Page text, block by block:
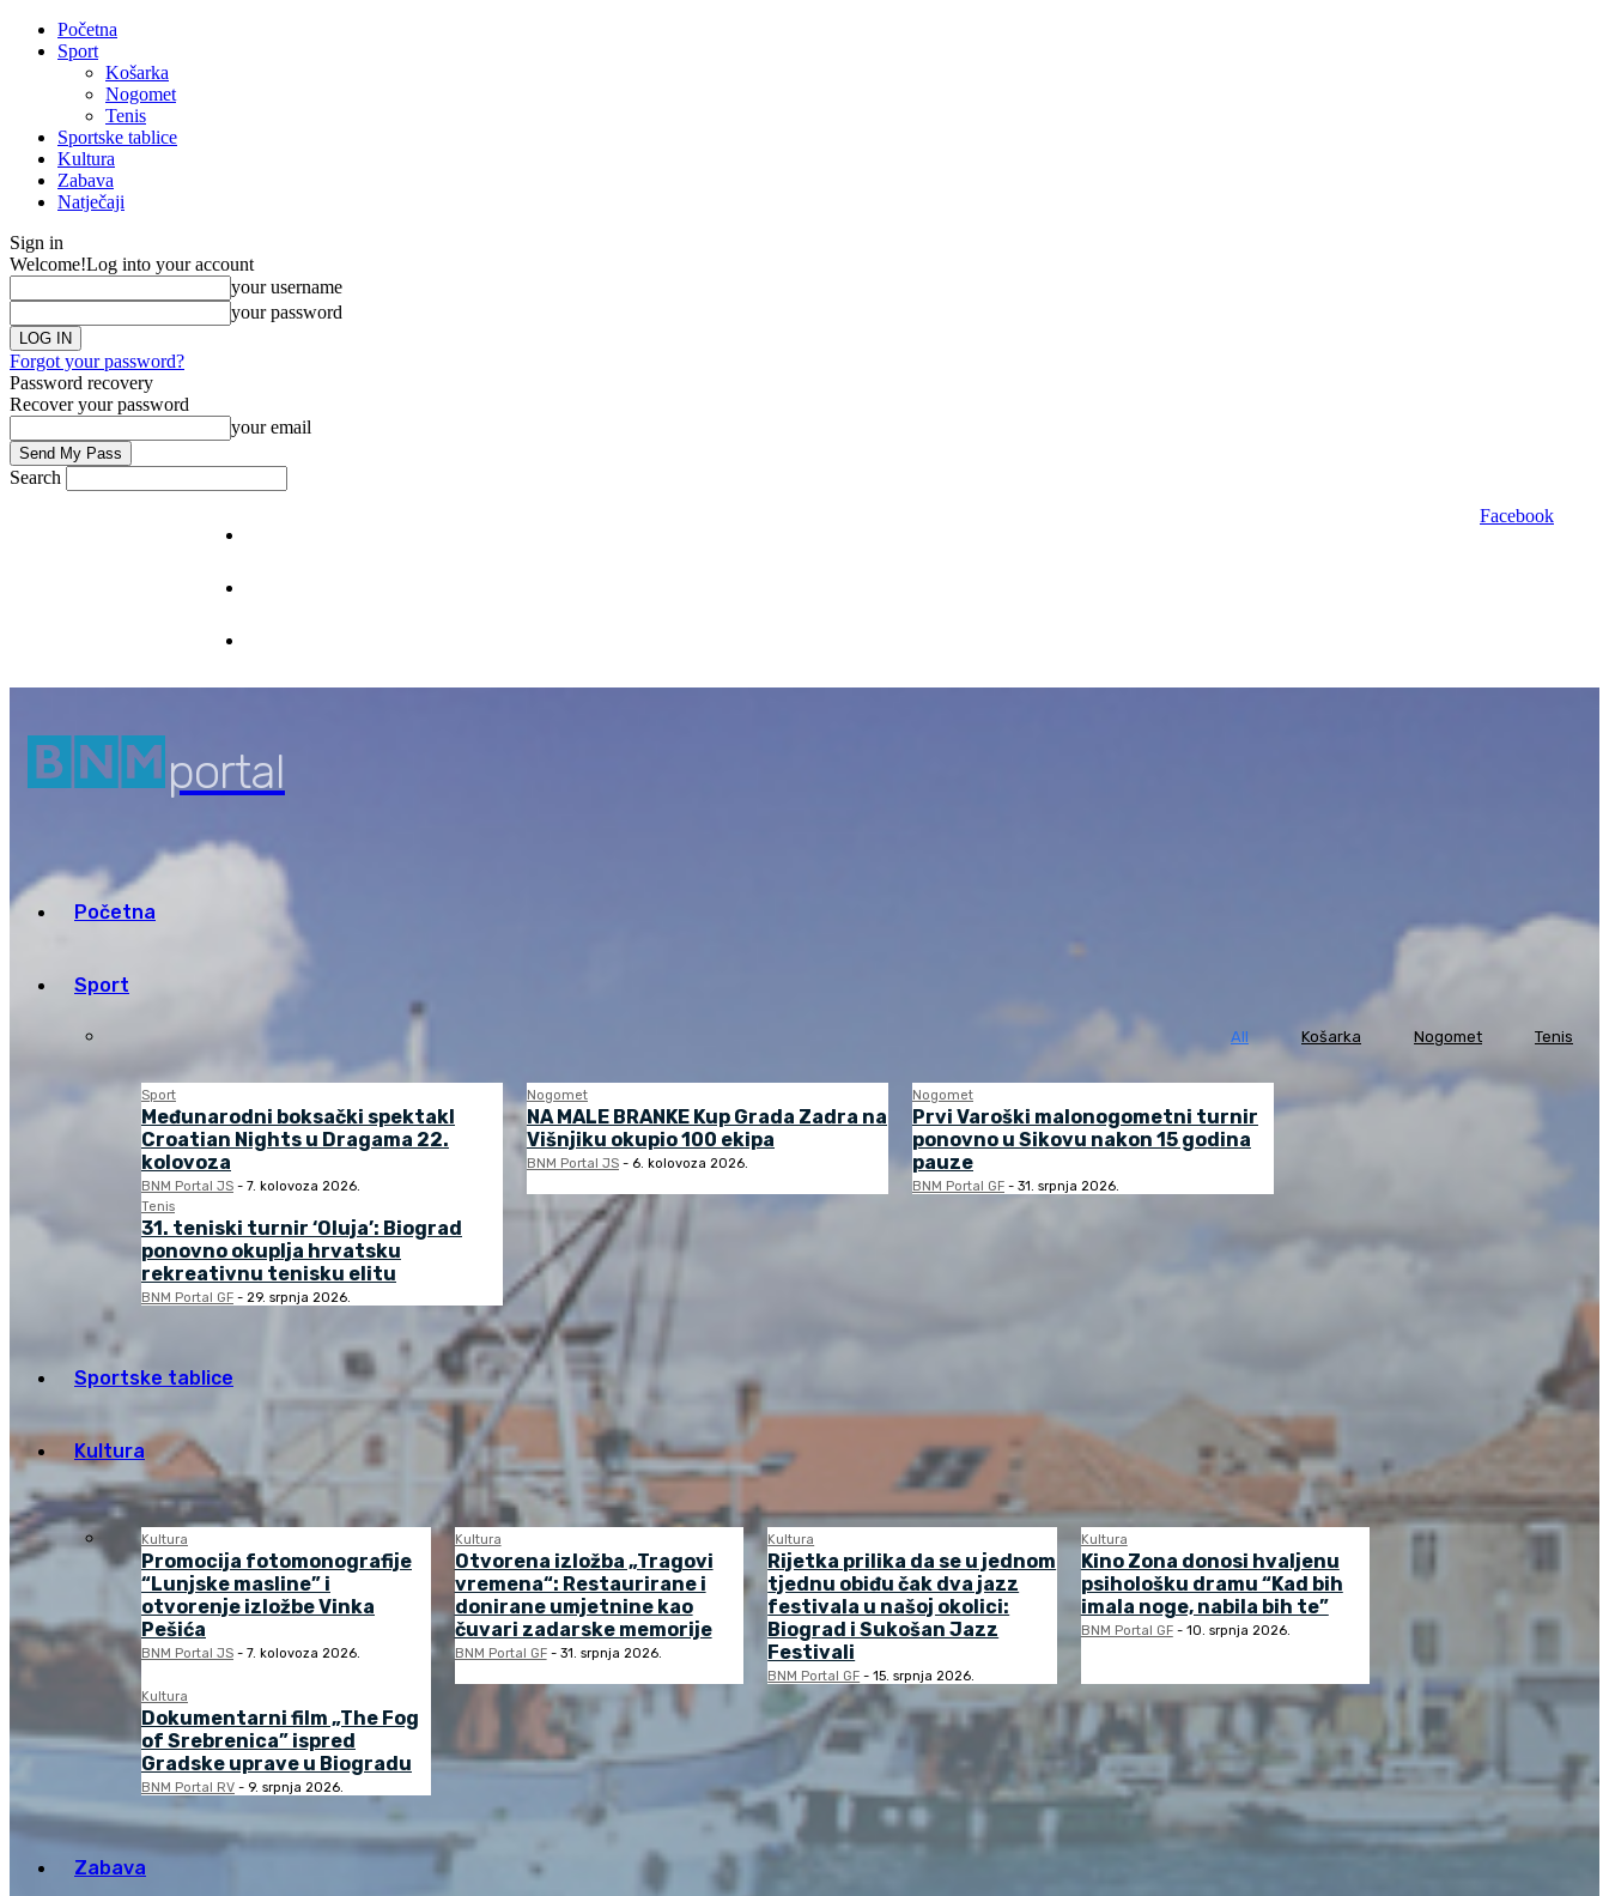
Početna
Sport
Košarka
Nogomet
Tenis
Sportske tablice
Kultura
Zabava
Natječaji
Sign in
Welcome!Log into your account
your username
your password
Forgot your password?
Password recovery
Recover your password
your email
Search
Facebook
portal
Početna
Sport
All Košarka Nogomet Tenis
Sport
Međunarodni boksački spektakl
Croatian Nights u Dragama 22.
kolovoza
BNM Portal JS - 7. kolovoza 2026.
Nogomet
NA MALE BRANKE Kup Grada Zadra na
Višnjiku okupio 100 ekipa
BNM Portal JS - 6. kolovoza 2026.
Nogomet
Prvi Varoški malonogometni turnir
ponovno u Sikovu nakon 15 godina
pauze
BNM Portal GF - 31. srpnja 2026.
Tenis
31. teniski turnir ‘Oluja’: Biograd
ponovno okuplja hrvatsku
rekreativnu tenisku elitu
BNM Portal GF - 29. srpnja 2026.
Sportske tablice
Kultura
Kultura
Promocija fotomonografije
“Lunjske masline” i
otvorenje izložbe Vinka
Pešića
BNM Portal JS - 7. kolovoza 2026.
Kultura
Otvorena izložba „Tragovi
vremena“: Restaurirane i
donirane umjetnine kao
čuvari zadarske memorije
BNM Portal GF - 31. srpnja 2026.
Kultura
Rijetka prilika da se u jednom
tjednu obiđu čak dva jazz
festivala u našoj okolici:
Biograd i Sukošan Jazz
Festivali
BNM Portal GF - 15. srpnja 2026.
Kultura
Kino Zona donosi hvaljenu
psihološku dramu “Kad bih
imala noge, nabila bih te”
BNM Portal GF - 10. srpnja 2026.
Kultura
Dokumentarni film „The Fog
of Srebrenica” ispred
Gradske uprave u Biogradu
BNM Portal RV - 9. srpnja 2026.
Zabava